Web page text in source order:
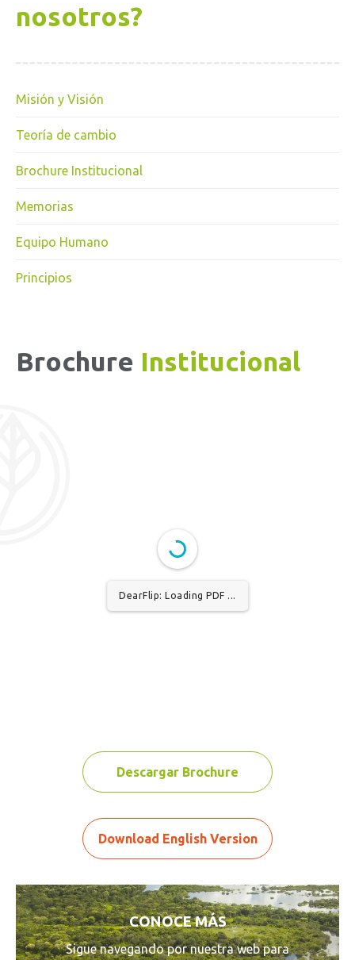
nosotros?
Misión y Visión
Teoría de cambio
Brochure Institucional
Memorias
Equipo Humano
Principios
Brochure Institucional
DearFlip: Loading PDF ...
Descargar Brochure
Download English Version
CONOCE MÁS
Sigue navegando por nuestra web para